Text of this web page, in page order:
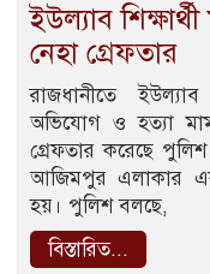
ইউল্যাব
নেহা গ্রেফতার
রাজধানীতে ইউল্যাব
অভিযোগ ও হত্যা
গ্রেফতার করেছে
আজিমপুর এলাকার
হয়। পুলিশ বলছে,
বিস্তারিত...